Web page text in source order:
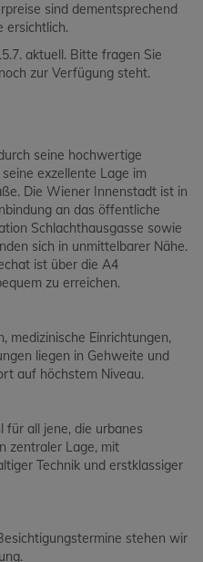
sind dementsprechend
ersichtlich.
aktuell. Bitte fragen Sie
zur Verfügung steht.
seine hochwertige
exzellente Lage im
Die Wiener Innenstadt ist in
an das öffentliche
Schlachthausgasse sowie
sich in unmittelbarer Nähe.
ist über die A4
zu erreichen.
medizinische Einrichtungen,
liegen in Gehweite und
auf höchstem Niveau.
für all jene, die urbanes
zentraler Lage, mit
Technik und erstklassiger
stehen wir